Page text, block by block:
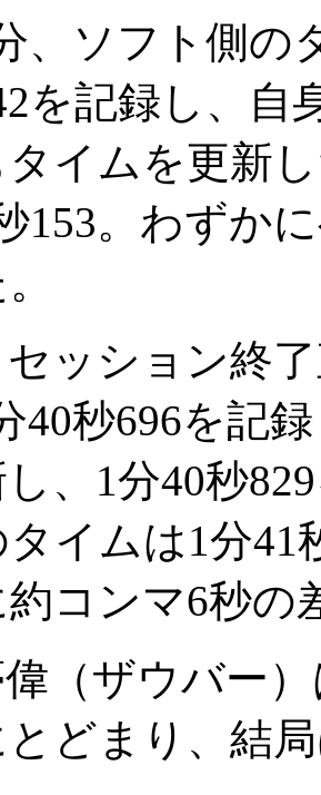
、ソフト側の
を記録し、自
タイムを更新
153。わずか
ッション終
40秒696を記
、1分40秒
イムは1分41
コンマ6秒の
（ザウバー
とどまり、結